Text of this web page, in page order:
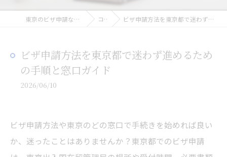
東京のビザ申請なら敬愛行政書士法人 コラム ビザ申請方法を東京都で迷わず進めるための手順と窓口ガイド
ビザ申請方法を東京都で迷わず進めるため
の手順と窓口ガイド
2026/06/10
ビザ申請方法や東京のどの窓口で手続きを始めれば良い
か、迷ったことはありませんか？東京都でのビザ申請